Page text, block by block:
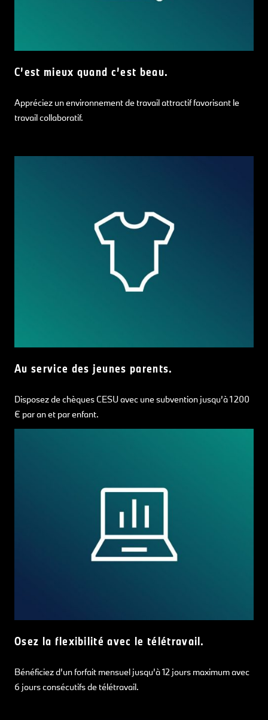
C’est mieux quand c’est beau.
Appréciez un environnement de travail attractif favorisant le
travail collaboratif.
Au service des jeunes parents.
Disposez de chèques CESU avec une subvention jusqu’à 1 200
€ par an et par enfant.
Osez la flexibilité avec le télétravail.
Bénéficiez d’un forfait mensuel jusqu’à 12 jours maximum avec
6 jours consécutifs de télétravail.